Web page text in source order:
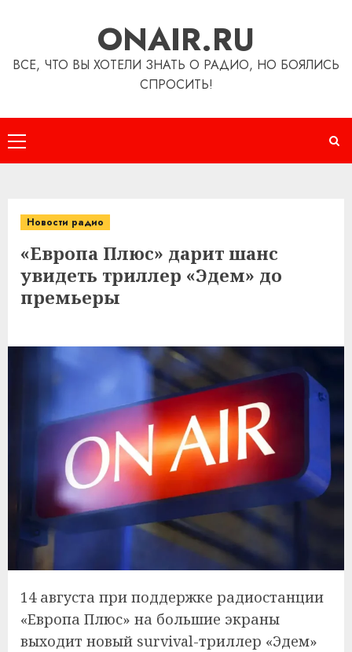
ONAIR.RU
ВСЕ, ЧТО ВЫ ХОТЕЛИ ЗНАТЬ О РАДИО, НО БОЯЛИСЬ
СПРОСИТЬ!
Основное
меню
Новости радио
«Европа Плюс» дарит шанс
увидеть триллер «Эдем» до
премьеры
14 августа при поддержке радиостанции
«Европа Плюс» на большие экраны
выходит новый survival-триллер «Эдем»